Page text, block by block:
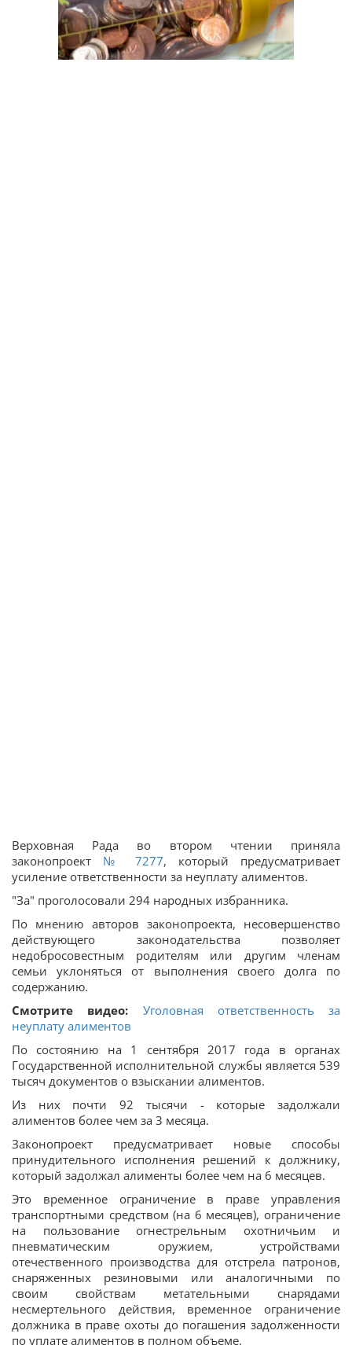
Верховная Рада во втором чтении приняла
законопроект № 7277, который предусматривает
усиление ответственности за неуплату алиментов.
"За" проголосовали 294 народных избранника.
По мнению авторов законопроекта, несовершенство
действующего законодательства позволяет
недобросовестным родителям или другим членам
семьи уклоняться от выполнения своего долга по
содержанию.
Смотрите видео:
Уголовная ответственность за
неуплату алиментов
По состоянию на 1 сентября 2017 года в органах
Государственной исполнительной службы является 539
тысяч документов о взыскании алиментов.
Из них почти 92 тысячи - которые задолжали
алиментов более чем за 3 месяца.
Законопроект предусматривает новые способы
принудительного исполнения решений к должнику,
который задолжал алименты более чем на 6 месяцев.
Это временное ограничение в праве управления
транспортными средством (на 6 месяцев), ограничение
на пользование огнестрельным охотничьим и
пневматическим оружием, устройствами
отечественного производства для отстрела патронов,
снаряженных резиновыми или аналогичными по
своим свойствам метательными снарядами
несмертельного действия, временное ограничение
должника в праве охоты до погашения задолженности
по уплате алиментов в полном объеме.